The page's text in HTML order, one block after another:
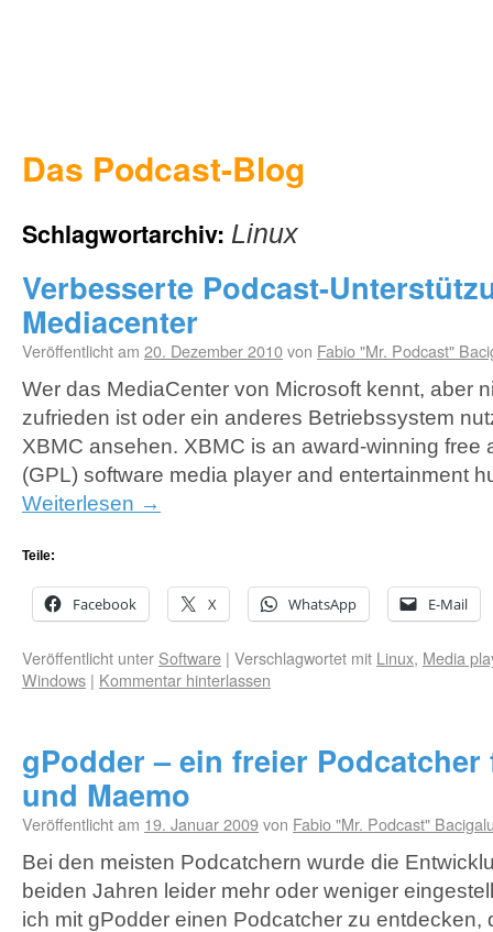
Das Podcast-Blog
Schlagwortarchiv: Linux
Verbesserte Podcast-
Mediacenter
Veröffentlicht am 20. Dezember 2010von Fabio "Mr. Podcast"
Wer das MediaCenter von Microsoft kennt, aber
zufrieden ist oder ein anderes Betriebssystem
XBMC ansehen. XBMC is an award-winning free
(GPL) software media player and entertainment
Weiterlesen →
Teile:
Facebook X WhatsApp E-Mail
Veröffentlicht unter Software | Verschlagwortet mit Linux, Media
Windows | Kommentar hinterlassen
gPodder – ein freier
und Maemo
Veröffentlicht am 19. Januar 2009von Fabio "Mr. Podcast"
Bei den meisten Podcatchern wurde die
beiden Jahren leider mehr oder weniger
ich mit gPodder einen Podcatcher zu entdecken,